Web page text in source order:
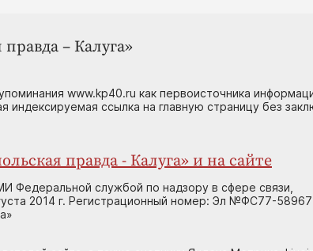
– Калуга»
www.kp40.ru как первоисточника
индексируемая ссылка на главную страницу без
правда - Калуга» и на сайте
Федеральной службой по надзору в сфере связи,
2014 г. Регистрационный номер: Эл №ФС77-58967